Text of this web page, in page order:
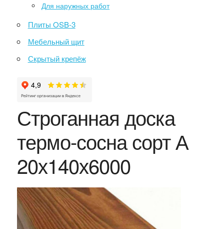
Для наружных работ
Плиты OSB-3
Мебельный щит
Скрытый крепёж
Строганная доска
термо-сосна сорт А
20х140х6000